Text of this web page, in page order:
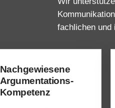
fachlichen und
Nachgewiesene
Argumentations-
Kompetenz